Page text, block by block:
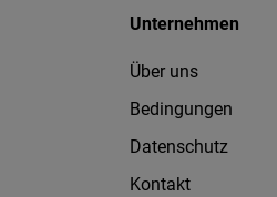
Unternehmen
Über uns
Bedingungen
Datenschutz
Kontakt